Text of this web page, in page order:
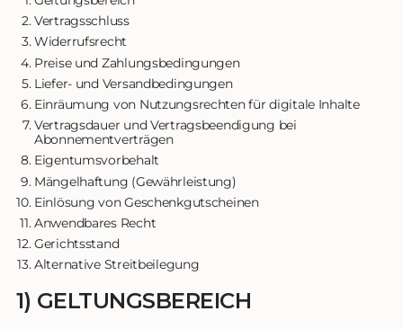
Vertragsschluss
Widerrufsrecht
Preise und Zahlungsbedingungen
Liefer- und Versandbedingungen
Einräumung von Nutzungsrechten für digitale Inhalte
Vertragsdauer und Vertragsbeendigung bei
Abonnementverträgen
Eigentumsvorbehalt
Mängelhaftung (Gewährleistung)
Einlösung von Geschenkgutscheinen
Anwendbares Recht
Gerichtsstand
Alternative Streitbeilegung
1) GELTUNGSBEREICH